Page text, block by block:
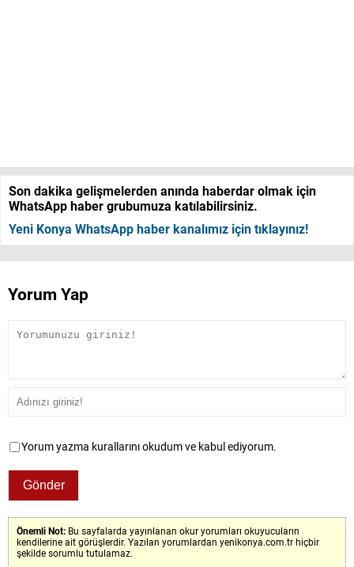
Son dakika gelişmelerden anında haberdar olmak için
WhatsApp haber grubumuza katılabilirsiniz.
Yeni Konya WhatsApp haber kanalımız için tıklayınız!
Yorum Yap
Yorum yazma kurallarını okudum ve kabul ediyorum.
Önemli Not: Bu sayfalarda yayınlanan okur yorumları okuyucuların
kendilerine ait görüşlerdir. Yazılan yorumlardan yenikonya.com.tr hiçbir
şekilde sorumlu tutulamaz.